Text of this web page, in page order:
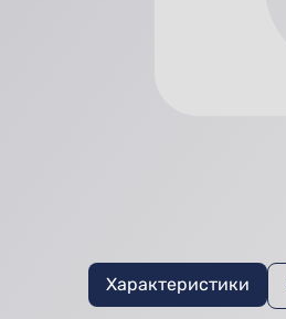
Характеристики